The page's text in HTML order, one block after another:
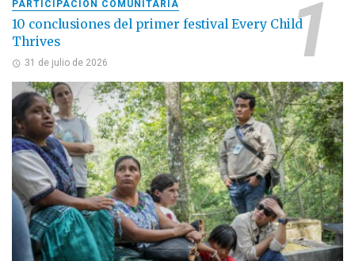
PARTICIPACIÓN COMUNITARIA
10 conclusiones del primer festival Every Child
Thrives
31 de julio de 2026